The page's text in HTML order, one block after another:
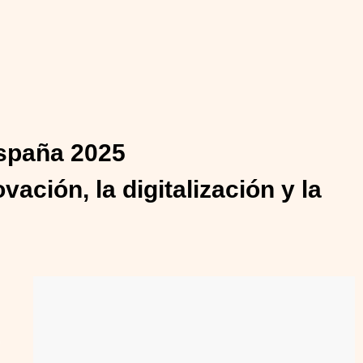
2025
la digitalización y la